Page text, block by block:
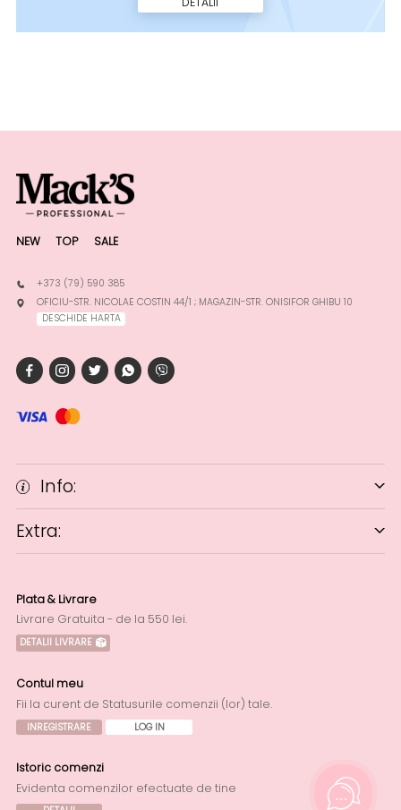
NEW TOP SALE
+373 (79) 590 385
OFICIU-STR. NICOLAE COSTIN 44/1 ; MAGAZIN-STR. ONISIFOR GHIBU 10
DESCHIDE HARTA
Info:
Extra:
Plata & Livrare
Livrare Gratuita - de la 550 lei.
DETALII LIVRARE
Contul meu
Fii la curent de Statusurile comenzii (lor) tale.
INREGISTRARE LOG IN
Istoric comenzi
Evidenta comenzilor efectuate de tine